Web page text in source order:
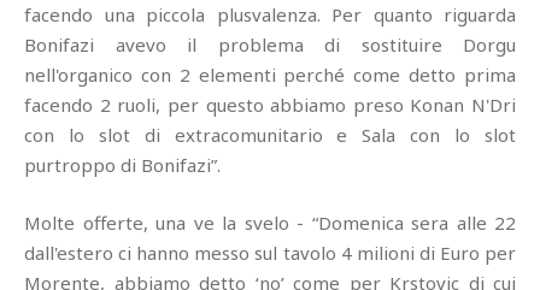
facendo una piccola plusvalenza. Per quanto riguarda
Bonifazi avevo il problema di sostituire Dorgu
nell'organico con 2 elementi perché come detto prima
facendo 2 ruoli, per questo abbiamo preso Konan N'Dri
con lo slot di extracomunitario e Sala con lo slot
purtroppo di Bonifazi”.
Molte offerte, una ve la svelo - “Domenica sera alle 22
dall'estero ci hanno messo sul tavolo 4 milioni di Euro per
Morente, abbiamo detto ‘no’ come per Krstovic di cui